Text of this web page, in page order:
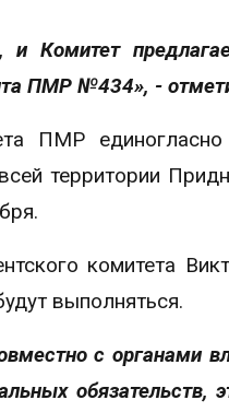
Комитет
ПМР №434», -
ПМР
территории
комитета
выполняться.
с органами
обязательств,